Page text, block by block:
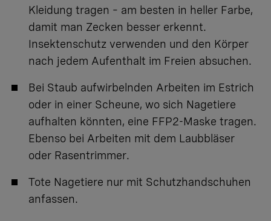
Kleidung tragen – am besten in heller Farbe,
damit man Zecken besser erkennt.
Insektenschutz verwenden und den Körper
nach jedem Aufenthalt im Freien absuchen.
Bei Staub aufwirbelnden Arbeiten im Estrich
oder in einer Scheune, wo sich Nagetiere
aufhalten könnten, eine FFP2-Maske tragen.
Ebenso bei Arbeiten mit dem Laubbläser
oder Rasentrimmer.
Tote Nagetiere nur mit Schutzhandschuhen
anfassen.